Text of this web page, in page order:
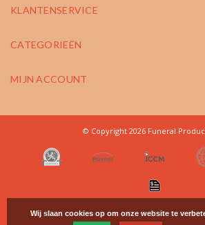
KLANTENSERVICE
CATEGORIEËN
MIJN ACCOUNT
© Copyright 2026 Funeral
Wij slaan cookies op om onze website te